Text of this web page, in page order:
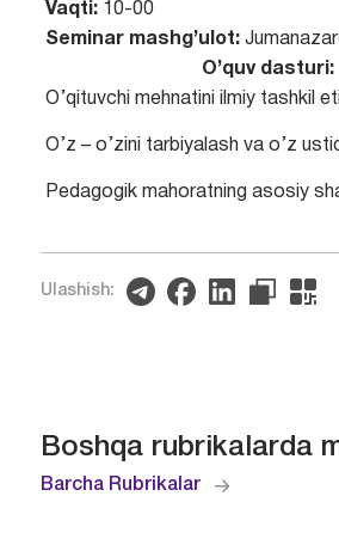
Vaqti:10-00
Seminar mashg’ulot:
O’quv dasturi:
O’qituvchi mehnatini ilmiy tashkil
O’z – o’zini tarbiyalash va o’z
Pedagogik mahoratning asosiy
Ulashish:
Boshqa rubrikalarda
Barcha Rubrikalar